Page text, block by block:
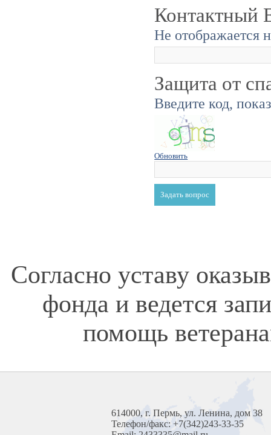
Контактный
Не отображается
Защита от
Введите код,
Обновить
Согласно уставу
фонда и ведется
помощь
614000, г. Пермь, ул. Ленина, дом 38
Телефон/факс: +7(342)243-33-35